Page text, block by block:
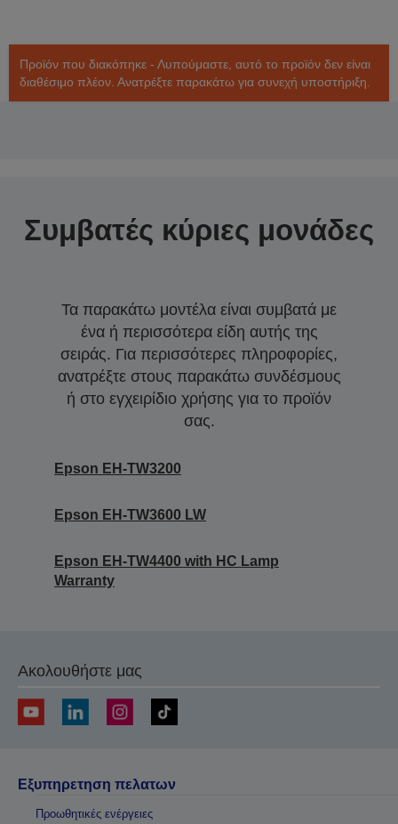
Προϊόν που διακόπηκε - Λυπούμαστε, αυτό το προϊόν δεν είναι
διαθέσιμο πλέον. Ανατρέξτε παρακάτω για συνεχή υποστήριξη.
Συμβατές κύριες μονάδες
Τα παρακάτω μοντέλα είναι συμβατά με
ένα ή περισσότερα είδη αυτής της
σειράς. Για περισσότερες πληροφορίες,
ανατρέξτε στους παρακάτω συνδέσμους
ή στο εγχειρίδιο χρήσης για το προϊόν
σας.
Epson EH-TW3200
Epson EH-TW3600 LW
Epson EH-TW4400 with HC Lamp
Warranty
Ακολουθήστε μας
Εξυπηρετηση πελατων
Προωθητικές ενέργειες